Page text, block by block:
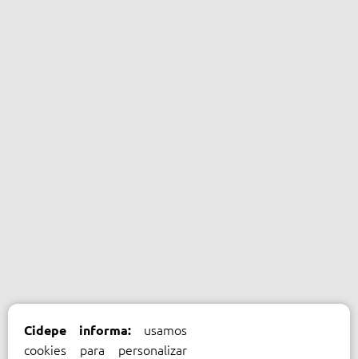
Cidepe informa: usamos
cookies para personalizar